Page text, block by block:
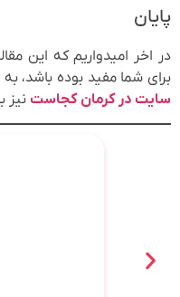
پایان
در اخر امیدواریم که این
برای شما مفید بوده باشد،
سایت در کرمان کجاستنیز